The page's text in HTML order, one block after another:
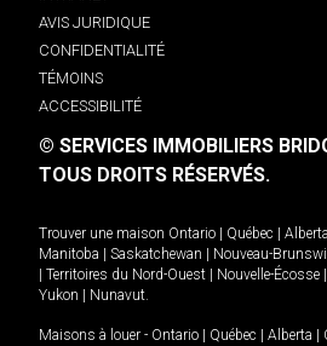
AVIS JURIDIQUE
CONFIDENTIALITÉ
TÉMOINS
ACCESSIBILITÉ
© SERVICES IMMOBILIERS
TOUS DROITS RÉSERVÉS.
Trouver une maison Ontario Québec Alberta
Manitoba
Saskatchewan Nouveau-
Territoires du Nord-Ouest Nouvelle-Écosse
Yukon
Nunavut.
Maisons à louer - Ontario Québec Alberta